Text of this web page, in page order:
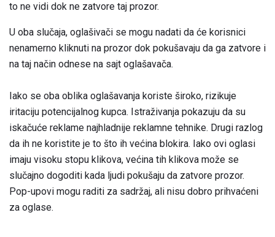
to ne vidi dok ne zatvore taj prozor.
U oba slučaja, oglašivači se mogu nadati da će korisnici
nenamerno kliknuti na prozor dok pokušavaju da ga zatvore i
na taj način odnese na sajt oglašavača.
Iako se oba oblika oglašavanja koriste široko, rizikuje
iritaciju potencijalnog kupca. Istraživanja pokazuju da su
iskačuće reklame najhladnije reklamne tehnike. Drugi razlog
da ih ne koristite je to što ih većina blokira. Iako ovi oglasi
imaju visoku stopu klikova, većina tih klikova može se
slučajno dogoditi kada ljudi pokušaju da zatvore prozor.
Pop-upovi mogu raditi za sadržaj, ali nisu dobro prihvaćeni
za oglase.